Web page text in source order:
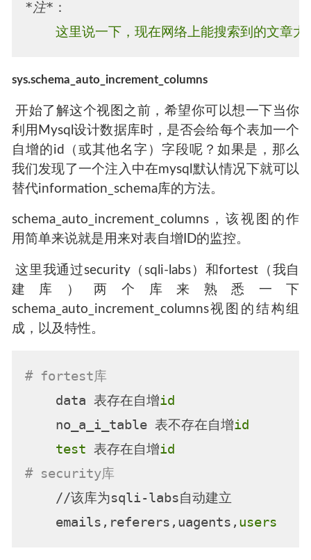
*注*
sys.schema_auto_increment_columns
​ 开始了解这个视图之前，希望你可以想一下当你
利用Mysql设计数据库时，是否会给每个表加一个
自增的id（或其他名字）字段呢？如果是，那么
我们发现了一个注入中在mysql默认情况下就可以
替代information_schema库的方法。
schema_auto_increment_columns，该视图的作
用简单来说就是用来对表自增ID的监控。
​ 这里我通过security（sqli-labs）和fortest（我自
建库）两个库来熟悉一下
schema_auto_increment_columns视图的结构组
成，以及特性。
# fortest库
    data 表存在自增
id
    no_a_i_table 表不存在自增
id
test 表存在自增id
# security库
    //该库为sqli-labs自动建立
    emails,referers,uagents,
users